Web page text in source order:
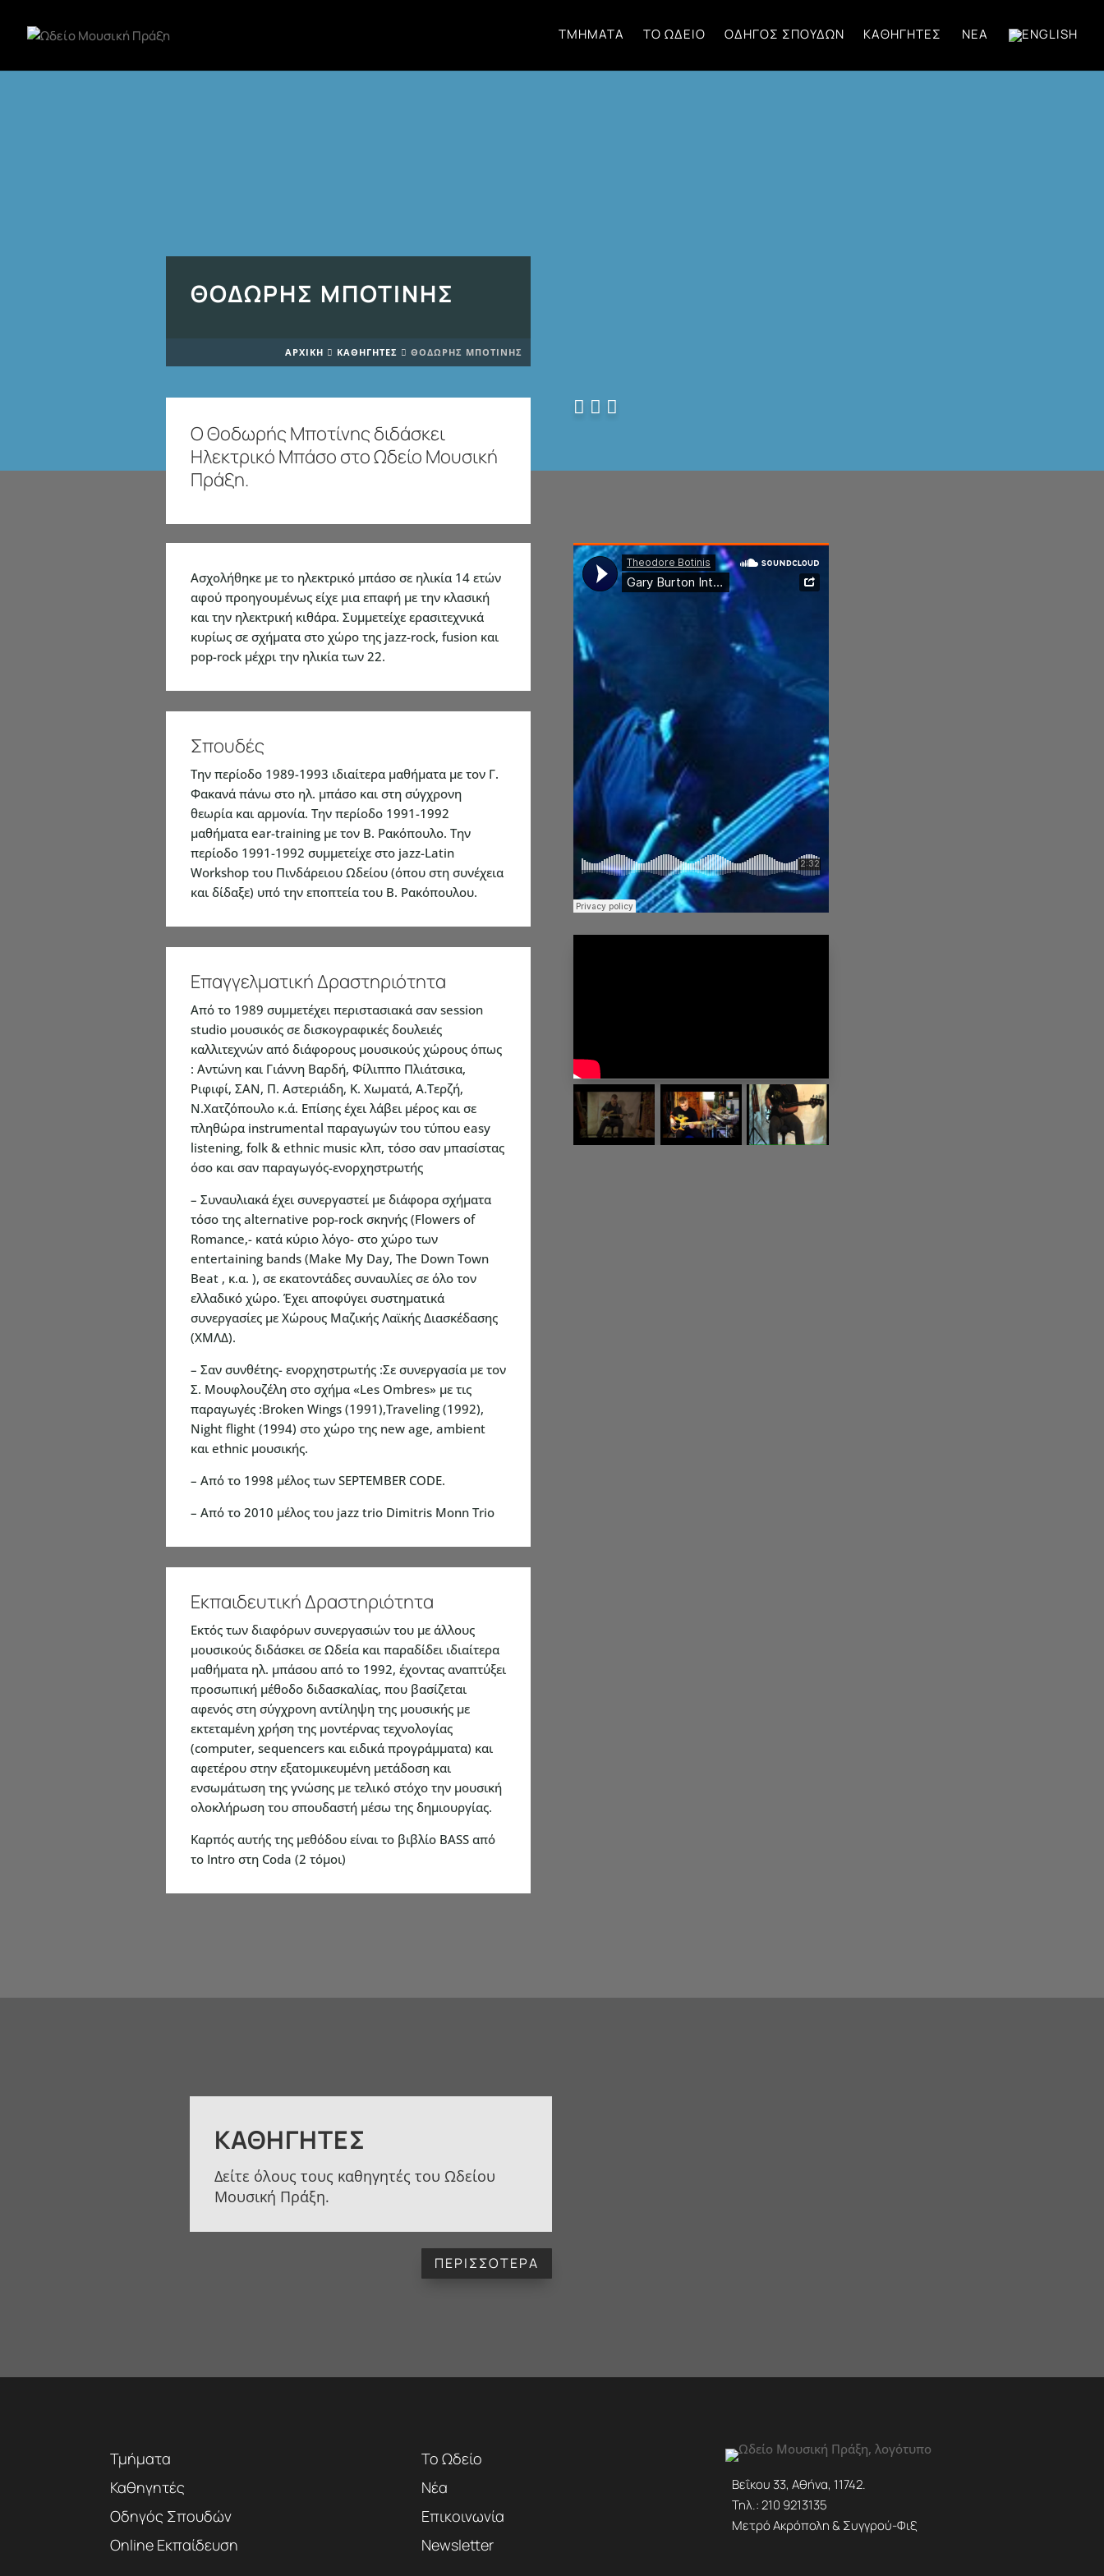
ΤΜΉΜΑΤΑ ΤΟ ΩΔΕΊΟ ΟΔΗΓΌΣ ΣΠΟΥΔΏΝ ΚΑΘΗΓΗΤΈΣ ΝΈΑ
ΘΟΔΩΡΉΣ ΜΠΟΤΊΝΗΣ
ΑΡΧΙΚΉ  ΚΑΘΗΓΗΤΈΣ  ΘΟΔΩΡΉΣ ΜΠΟΤΊΝΗΣ
Ο Θοδωρής Μποτίνης διδάσκει
Ηλεκτρικό Μπάσο στο Ωδείο Μουσική
Πράξη.
  
Ασχολήθηκε με το ηλεκτρικό μπάσο σε ηλικία 14 ετών
αφού προηγουμένως είχε μια επαφή με την κλασική
και την ηλεκτρική κιθάρα. Συμμετείχε ερασιτεχνικά
κυρίως σε σχήματα στο χώρο της jazz-rock, fusion και
pop-rock μέχρι την ηλικία των 22.
Σπουδές
Την περίοδο 1989-1993 ιδιαίτερα μαθήματα με τον Γ.
Φακανά πάνω στο ηλ. μπάσο και στη σύγχρονη
θεωρία και αρμονία. Την περίοδο 1991-1992
μαθήματα ear-training με τον B. Ρακόπουλο. Την
περίοδο 1991-1992 συμμετείχε στο jazz-Latin
Workshop του Πινδάρειου Ωδείου (όπου στη συνέχεια
και δίδαξε) υπό την εποπτεία του Β. Ρακόπουλου.
Επαγγελματική Δραστηριότητα
Από το 1989 συμμετέχει περιστασιακά σαν session
studio μουσικός σε δισκογραφικές δουλειές
καλλιτεχνών από διάφορους μουσικούς χώρους όπως
: Αντώνη και Γιάννη Βαρδή, Φίλιππο Πλιάτσικα,
Ριφιφί, ΣΑΝ, Π. Αστεριάδη, Κ. Χωματά, Α.Τερζή,
Ν.Χατζόπουλο κ.ά. Επίσης έχει λάβει μέρος και σε
πληθώρα instrumental παραγωγών του τύπου easy
listening, folk & ethnic music κλπ, τόσο σαν μπασίστας
όσο και σαν παραγωγός-ενορχηστρωτής
– Συναυλιακά έχει συνεργαστεί με διάφορα σχήματα
τόσο της alternative pop-rock σκηνής (Flowers of
Romance,- κατά κύριο λόγο- στο χώρο των
entertaining bands (Make My Day, The Down Town
Beat , κ.α. ), σε εκατοντάδες συναυλίες σε όλο τον
ελλαδικό χώρο. Έχει αποφύγει συστηματικά
συνεργασίες με Χώρους Μαζικής Λαϊκής Διασκέδασης
(ΧΜΛΔ).
– Σαν συνθέτης- ενορχηστρωτής :Σε συνεργασία με τον
Σ. Μουφλουζέλη στο σχήμα «Les Ombres» με τις
παραγωγές :Broken Wings (1991),Traveling (1992),
Night flight (1994) στο χώρο της new age, ambient
και ethnic μουσικής.
– Από το 1998 μέλος των SEPTEMBER CODE.
– Από το 2010 μέλος του jazz trio Dimitris Monn Trio
Εκπαιδευτική Δραστηριότητα
Εκτός των διαφόρων συνεργασιών του με άλλους
μουσικούς διδάσκει σε Ωδεία και παραδίδει ιδιαίτερα
μαθήματα ηλ. μπάσου από το 1992, έχοντας αναπτύξει
προσωπική μέθοδο διδασκαλίας, που βασίζεται
αφενός στη σύγχρονη αντίληψη της μουσικής με
εκτεταμένη χρήση της μοντέρνας τεχνολογίας
(computer, sequencers και ειδικά προγράμματα) και
αφετέρου στην εξατομικευμένη μετάδοση και
ενσωμάτωση της γνώσης με τελικό στόχο την μουσική
ολοκλήρωση του σπουδαστή μέσω της δημιουργίας.
Καρπός αυτής της μεθόδου είναι το βιβλίο BASS από
το Intro στη Coda (2 τόμοι)
ΚΑΘΗΓΗΤΈΣ
Δείτε όλους τους καθηγητές του Ωδείου
Μουσική Πράξη.
ΠΕΡΙΣΣΟΤΕΡΑ
Τμήματα
Καθηγητές
Οδηγός Σπουδών
Online Εκπαίδευση
Το Ωδείο
Νέα
Επικοινωνία
Newsletter
Βεΐκου 33, Αθήνα, 11742.
Τηλ.:210 9213135
Μετρό Ακρόπολη & Συγγρού-Φιξ